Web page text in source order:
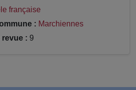
française
: Marchiennes
revue : 9